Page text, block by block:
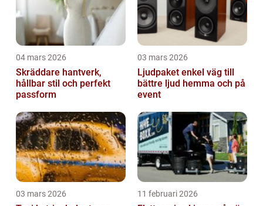
04 mars 2026
Skräddare hantverk,
hållbar stil och perfekt
passform
03 mars 2026
Ljudpaket enkel väg till
bättre ljud hemma och på
event
03 mars 2026 11 februari 2026